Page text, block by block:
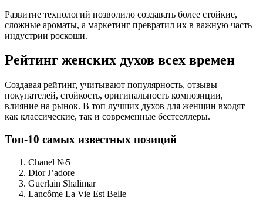
Развитие технологий позволило создавать более стойкие,
сложные ароматы, а маркетинг превратил их в важную часть
индустрии роскоши.
Рейтинг женских духов всех времен
Создавая рейтинг, учитывают популярность, отзывы
покупателей, стойкость, оригинальность композиции,
влияние на рынок. В топ лучших духов для женщин входят
как классические, так и современные бестселлеры.
Топ-10 самых известных позиций
Chanel №5
Dior J’adore
Guerlain Shalimar
Lancôme La Vie Est Belle